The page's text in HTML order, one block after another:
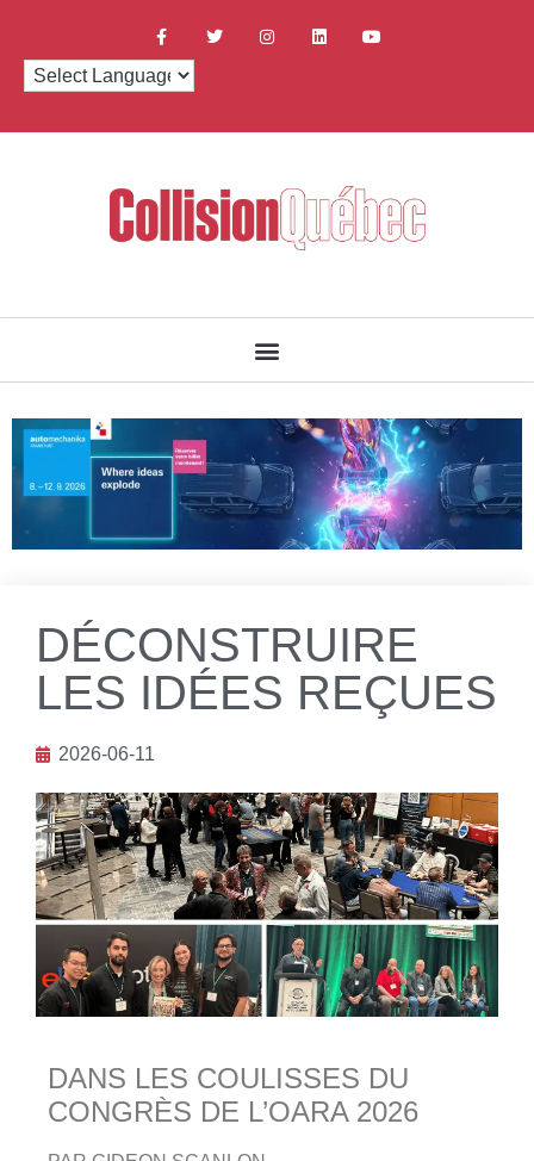
DÉCONSTRUIRE
LES IDÉES REÇUES
2026-06-11
DANS LES COULISSES DU
CONGRÈS DE L’OARA 2026